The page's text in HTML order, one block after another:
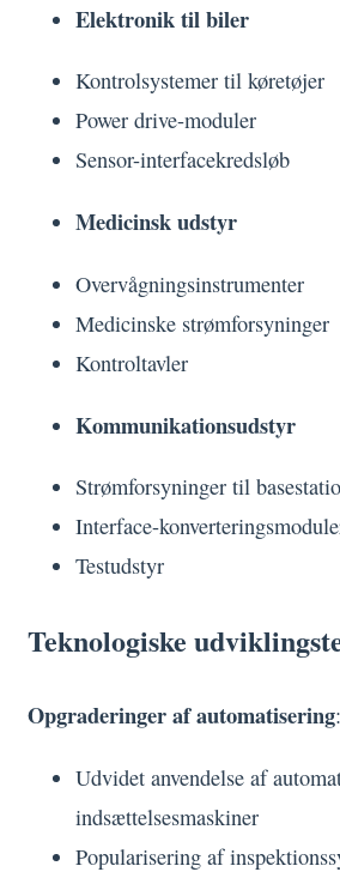
Elektronik til biler
Kontrolsystemer til køretøjer
Power drive-moduler
Sensor-interfacekredsløb
Medicinsk udstyr
Overvågningsinstrumenter
Medicinske strømforsyninger
Kontroltavler
Kommunikationsudstyr
Strømforsyninger til
Interface-
Testudstyr
Teknologiske
Opgraderinger af automatisering:
Udvidet anvendelse af
indsættelsesmaskiner
Popularisering af